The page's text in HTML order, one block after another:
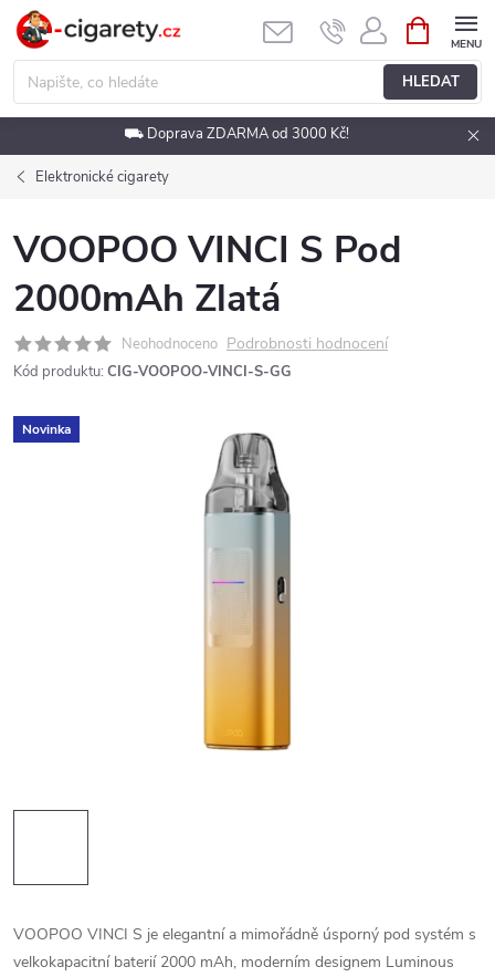
Přejít
obsah
HLEDAT
NÁKUPNÍ
KOŠÍK
⛟ Doprava ZDARMA od 3000 Kč!
Elektronické cigarety
VOOPOO VINCI S Pod
2000mAh Zlatá
Neohodnoceno Podrobnosti hodnocení
Kód produktu: CIG-VOOPOO-VINCI-S-GG
Novinka
VOOPOO VINCI S je elegantní a mimořádně úsporný pod systém s
velkokapacitní baterií 2000 mAh, moderním designem Luminous